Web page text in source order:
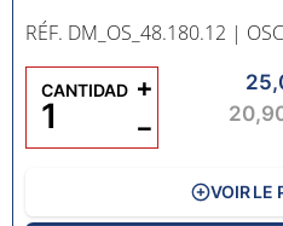
RÉF. DM_OS_48.180.12 |
CANTIDAD
−
+
VOIR LE